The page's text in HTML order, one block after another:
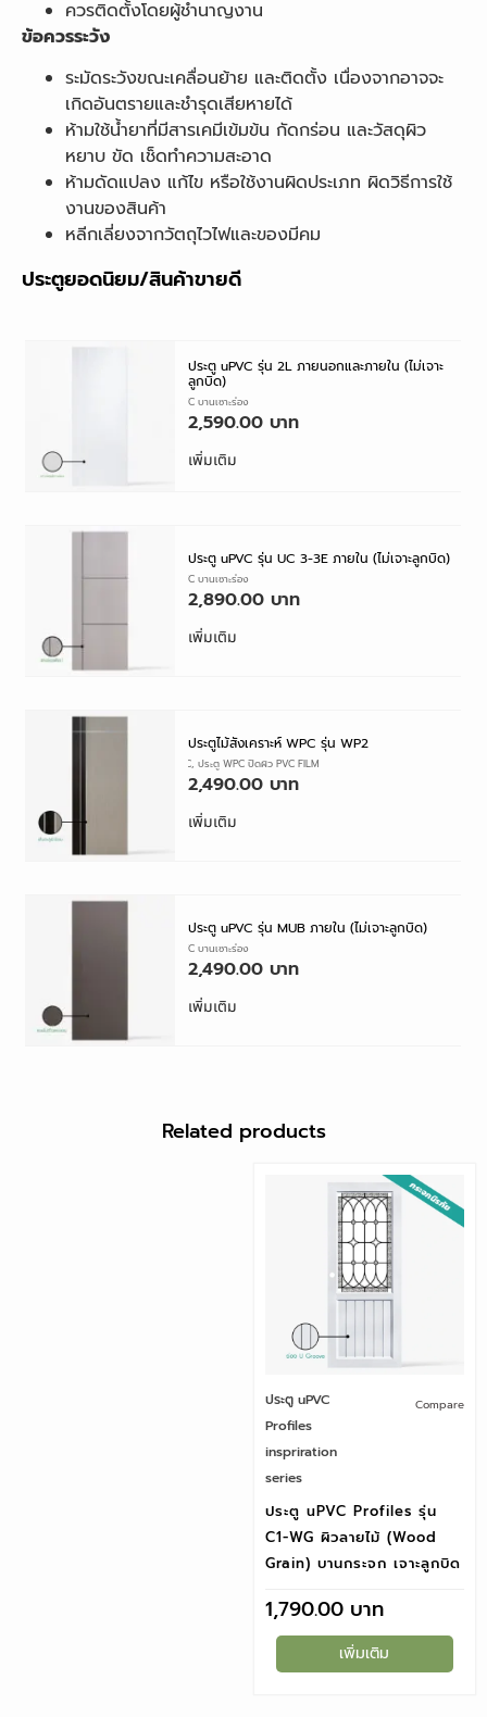
ควรติดตั้งโดยผู้ชำนาญงาน
ข้อควรระวัง
ระมัดระวังขณะเคลื่อนย้าย และติดตั้ง เนื่องจากอาจจะ
เกิดอันตรายและชำรุดเสียหายได้
ห้ามใช้น้ำยาที่มีสารเคมีเข้มข้น กัดกร่อน และวัสดุผิว
หยาบ ขัด เช็ดทำความสะอาด
ห้ามดัดแปลง แก้ไข หรือใช้งานผิดประเภท ผิดวิธีการใช้
งานของสินค้า
หลีกเลี่ยงจากวัตถุไวไฟและของมีคม
ประตูยอดนิยม/สินค้าขายดี
ประตู UPVC บานเซาะร่อง
ประตู uPVC รุ่น 2L ภายนอกและภายใน (ไม่เจาะ
ลูกบิด)
2,590.00
เพิ่มเติม
ประตู UPVC บานเซาะร่อง
ประตู uPVC รุ่น UC 3-3E ภายใน (ไม่เจาะลูกบิด)
2,890.00
เพิ่มเติม
ประตู WPC, ประตู WPC ปิดผิว PVC FILM
ประตูไม้สังเคราะห์ WPC รุ่น WP2
2,490.00
เพิ่มเติม
ประตู UPVC บานเซาะร่อง
ประตู uPVC รุ่น MUB ภายใน (ไม่เจาะลูกบิด)
2,490.00
เพิ่มเติม
Related products
ประตู uPVC
Profiles
inspriration
series
Compare
ประตู uPVC Profiles รุ่น
C1-WG ผิวลายไม้ (Wood
Grain) บานกระจก เจาะลูกบิด
1,790.00
เพิ่มเติม